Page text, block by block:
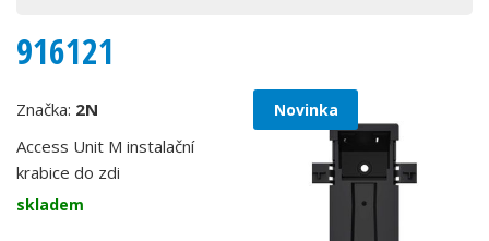
916121
Značka: 2N
Access Unit M instalační
krabice do zdi
skladem
Novinka